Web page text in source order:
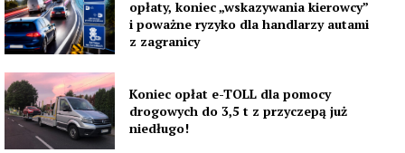
opłaty, koniec „wskazywania kierowcy”
i poważne ryzyko dla handlarzy autami
z zagranicy
Koniec opłat e-TOLL dla pomocy
drogowych do 3,5 t z przyczepą już
niedługo!